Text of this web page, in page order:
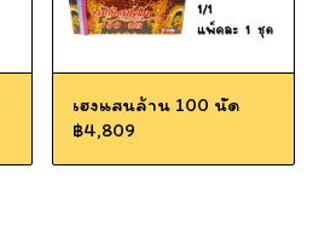
เฮงแสนล้าน 100 นัด
฿4,809